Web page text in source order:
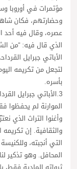
مؤتمرات في أوروبا
وحضارتهم، فكان
عصره، وقال فيه أحد
الذي قال فيه: “من
الأباتي جبرايل
لتجعل من تكريمه
بأسره.
3.الأباتي جبرايل
الموارنة لم يحفظوا
وأغنوا التراث الذي
والثقافية. إن تكريمه
التي أنجبته،
المحافل. وهو تذكير